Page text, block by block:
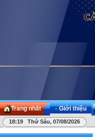
Trang nhất • Giới thiệu
18:19 Thứ Sáu, 07/08/2026